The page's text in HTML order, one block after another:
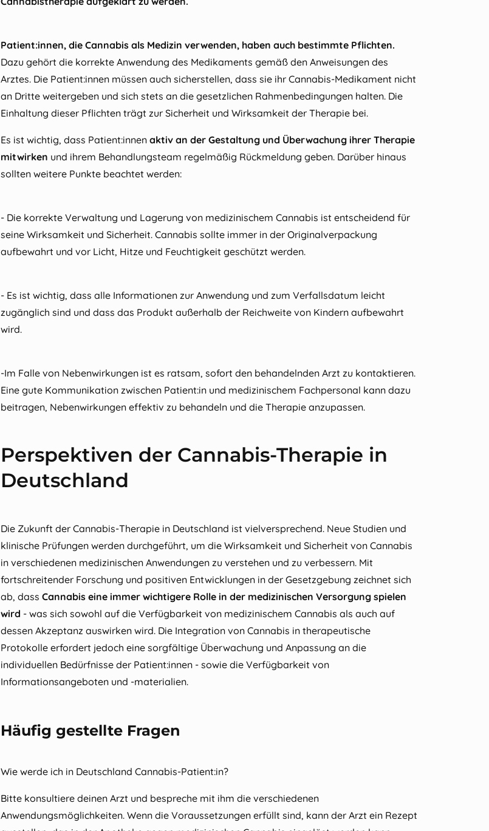
Patient:innen, die Cannabis als Medizin verwenden, haben auch bestimmte Pflichten.
Dazu gehört die korrekte Anwendung des Medikaments gemäß den Anweisungen des
Arztes. Die Patient:innen müssen auch sicherstellen, dass sie ihr Cannabis-Medikament nicht
an Dritte weitergeben und sich stets an die gesetzlichen Rahmenbedingungen halten. Die
Einhaltung dieser Pflichten trägt zur Sicherheit und Wirksamkeit der Therapie bei.
Es ist wichtig, dass Patient:innenaktiv an der Gestaltung und Überwachung ihrer Therapie
mitwirken und ihrem Behandlungsteam regelmäßig Rückmeldung geben. Darüber hinaus
sollten weitere Punkte beachtet werden:
- Die korrekte Verwaltung und Lagerung von medizinischem Cannabis ist entscheidend für
seine Wirksamkeit und Sicherheit. Cannabis sollte immer in der Originalverpackung
aufbewahrt und vor Licht, Hitze und Feuchtigkeit geschützt werden.
- Es ist wichtig, dass alle Informationen zur Anwendung und zum Verfallsdatum leicht
zugänglich sind und dass das Produkt außerhalb der Reichweite von Kindern aufbewahrt
wird.
-Im Falle von Nebenwirkungen ist es ratsam, sofort den behandelnden Arzt zu kontaktieren.
Eine gute Kommunikation zwischen Patient:in und medizinischem Fachpersonal kann dazu
beitragen, Nebenwirkungen effektiv zu behandeln und die Therapie anzupassen.
Perspektiven der Cannabis-Therapie in
Deutschland
Die Zukunft der Cannabis-Therapie in Deutschland ist vielversprechend. Neue Studien und
klinische Prüfungen werden durchgeführt, um die Wirksamkeit und Sicherheit von Cannabis
in verschiedenen medizinischen Anwendungen zu verstehen und zu verbessern. Mit
fortschreitender Forschung und positiven Entwicklungen in der Gesetzgebung zeichnet sich
ab, dassCannabis eine immer wichtigere Rolle in der medizinischen Versorgung spielen
wird - was sich sowohl auf die Verfügbarkeit von medizinischem Cannabis als auch auf
dessen Akzeptanz auswirken wird. Die Integration von Cannabis in therapeutische
Protokolle erfordert jedoch eine sorgfältige Überwachung und Anpassung an die
individuellen Bedürfnisse der Patient:innen - sowie die Verfügbarkeit von
Informationsangeboten und -materialien.
Häufig gestellte Fragen
Wie werde ich in Deutschland Cannabis-Patient:in?
Bitte konsultiere deinen Arzt und bespreche mit ihm die verschiedenen
Anwendungsmöglichkeiten. Wenn die Voraussetzungen erfüllt sind, kann der Arzt ein Rezept